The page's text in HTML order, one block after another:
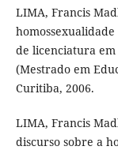
LIMA, Francis
de licenciatura em
(Mestrado em
Curitiba, 2006.
LIMA, Francis
discurso sobre a